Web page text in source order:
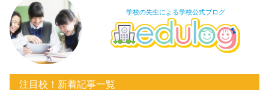
学校の先生による学校公式ブログ
注目校！新着記事一覧